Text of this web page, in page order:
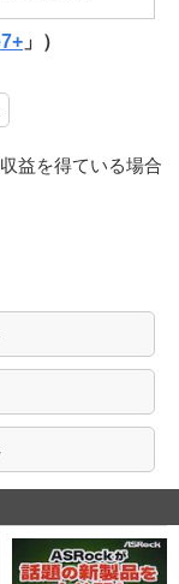
」）
益を得ている場合